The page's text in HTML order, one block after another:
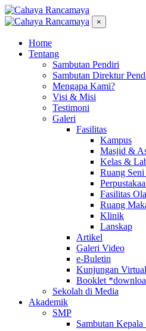
×
Home
Tentang
Sambutan Pendiri
Sambutan Direktur
Mengapa Kami?
Visi & Misi
Testimoni
Galeri
Fasilitas
Kampus
Masjid &
Kelas &
Ruang
Fasilitas
Ruang
Klinik
Lanskap
Artikel
Galeri Video
e-Buletin
Kunjungan Virtual
Booklet
Sekolah di Media
Akademik
SMP
Sambutan